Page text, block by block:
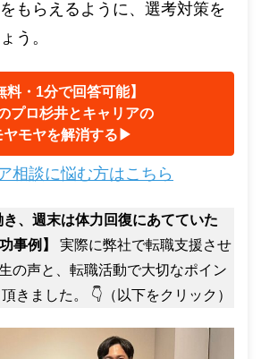
もらえるように、選考対策を
う。
料・1分で回答可能】
プロ杉井とキャリアの
ヤモヤを解消する▶︎
相談に悩む方はこちら
、週末は体力回復にあてていた
事例】
実際に弊社で転職支援させ
の声と、転職活動で大切なポイン
きました。 👇（以下をクリック）